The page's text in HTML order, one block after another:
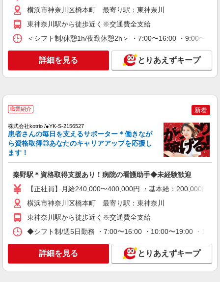
れいな病院で介助など＊
ン代含む)＞
秦野市戸川近く
キープ 詳細を見る
NEW
＼正社員／資格も経験も手に入る◎病院の看
【正社員】月給240,000〜400,000円 ・基本
給：200,000円〜220,000円 ・資格手当：10,000〜
30,000円 ・役職手当：10,000〜70,000円 ・処遇改
善手当：20,000〜60,000円（勤続年数、保有資格
により変動） ・固定残業手当：20,000円（10時
間） ※固定残業時間を超過する場合には超過勤務
手当として別途支給 ・夜勤手当：10,000円/1回
（上記給与とは別に支給） 下記資格をお持ちの方
者研修 ・介護福祉士 など
横浜市神奈川区橋本町 最寄り駅：東神奈川
派遣社員
株式会社kotrio /●YK-H-1956572
NEW
♪医療行為なし
時給1600円〜2250円 ＜日払い有/週払い有/交
通費全支給(ガソリン代含む)＞
秦野市【最寄り駅：渋沢駅すぐ】
横浜市神奈川区橋本町 最寄り駅：東神奈川
東神奈川駅から徒歩近く※交通費全支給
＜シフト制/休憩1h/夜勤休憩2h＞ ・7:00〜16:00 ・9:00〜
詳細を見る とりあえずキープ
職業紹介 新着
株式会社kotrio /●YK-S-2156527
患者さんの毎日を支えるサポーター＊働きなが
ら資格取得◎あなたのキャリアアップを応援し
ます！
秦野駅＊資格取得支援あり！病院の看護助手◆未経験歓迎
【正社員】月給240,000〜400,000円 ・基本給：200,000円
横浜市神奈川区橋本町 最寄り駅：東神奈川
東神奈川駅から徒歩近く※交通費全支給
◆シフト制/週5日勤務 ・7:00〜16:00 ・10:00〜19:00 ・
詳細を見る とりあえずキープ